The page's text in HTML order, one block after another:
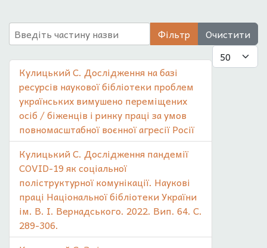
Введіть частину назви Фільтр
Очистити
Показувати
Кулицький С. Дослідження на базі
ресурсів наукової бібліотеки проблем
українських вимушено переміщених
осіб / біженців і ринку праці за умов
повномасштабної воєнної агресії Росії
Кулицький С. Дослідження пандемії
COVID-19 як соціальної
поліструктурної комунікації. Наукові
праці Національної бібліотеки України
ім. В. І. Вернадського. 2022. Вип. 64. С.
289-306.